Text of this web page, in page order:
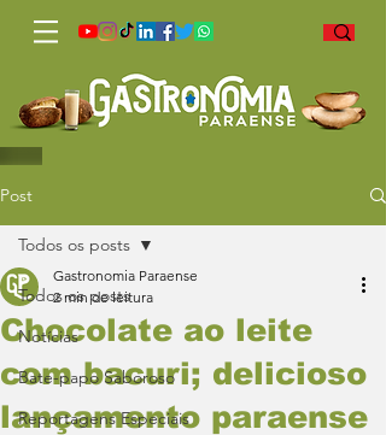
Post
Todos os posts
Notícias
Bate-papo Saboroso
Reportagens Especiais
Todos os posts
Chocolate ao leite
com bacuri; delicioso
lançamento paraense
Gastronomia Paraense
2 min de leitura